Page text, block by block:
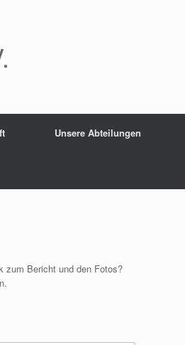
Unsere Abteilungen
zum Bericht und den Fotos?